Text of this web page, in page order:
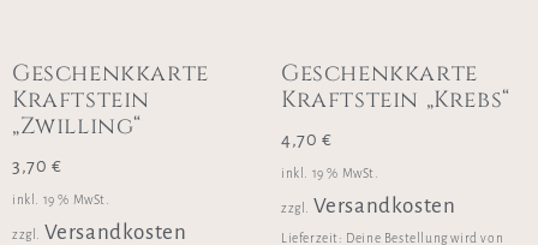
Geschenkkarte
Kraftstein
„Zwilling“
3,70 €
inkl. 19 % MwSt.
zzgl. Versandkosten
Geschenkkarte
Kraftstein „Krebs“
4,70 €
inkl. 19 % MwSt.
zzgl. Versandkosten
Lieferzeit: Deine Bestellung wird von